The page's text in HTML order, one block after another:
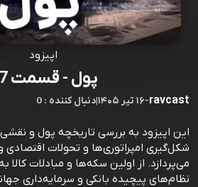
اپیزود
پول - قسمت 27
ravcast
-۱۶ تیر ۱۴۰۵ |0 : دنبال کننده
این اپیزود به بررسی تاریخچه پول و
شکل‌گیری امپراتوری‌ها و تحولات اقتصادی
می‌پردازد. از اولین سکه‌ها و مبادلات کالا
نظام‌های پیچیده بانکی و سرمایه‌داری